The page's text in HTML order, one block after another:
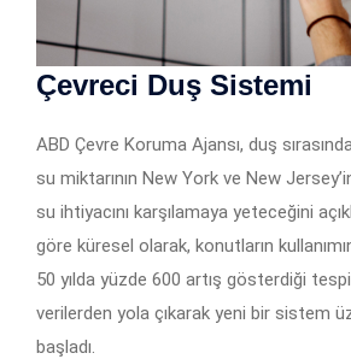
Çevreci Duş Sistemi
ABD Çevre Koruma Ajansı, duş
su miktarının New York ve New
su ihtiyacını karşılamaya yeteceğini
göre küresel olarak, konutların
50 yılda yüzde 600 artış gösterdiği
verilerden yola çıkarak yeni bir sistem
başladı.